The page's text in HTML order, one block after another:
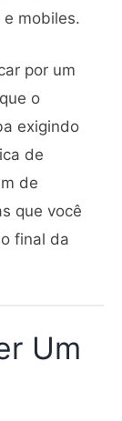
mobiles.
por um
o
exigindo
de
de
que você
final da
Um